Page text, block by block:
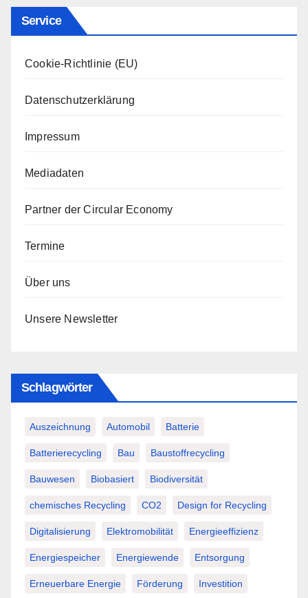
Service
Cookie-Richtlinie (EU)
Datenschutzerklärung
Impressum
Mediadaten
Partner der Circular Economy
Termine
Über uns
Unsere Newsletter
Schlagwörter
Auszeichnung Automobil Batterie
Batterierecycling Bau Baustoffrecycling
Bauwesen Biobasiert Biodiversität
chemisches Recycling CO2 Design for Recycling
Digitalisierung Elektromobilität Energieeffizienz
Energiespeicher Energiewende Entsorgung
Erneuerbare Energie Förderung Investition